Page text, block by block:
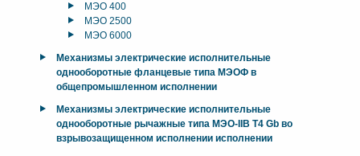
МЭО 400
МЭО 2500
МЭО 6000
Механизмы электрические исполнительные
однооборотные фланцевые типа МЭОФ в
общепромышленном исполнении
Механизмы электрические исполнительные
однооборотные рычажные типа МЭО-IIB T4 Gb во
взрывозащищенном исполнении исполнении